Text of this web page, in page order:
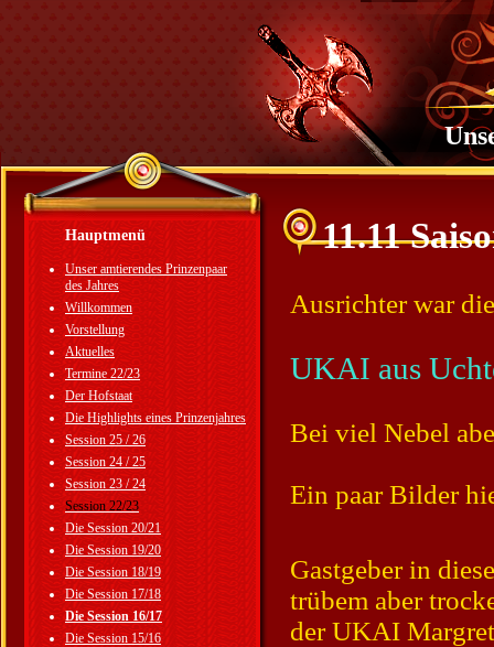
Hauptmenü
Unser amtierendes Prinzenpaar
des Jahres
Willkommen
Vorstellung
Aktuelles
Termine 22/23
Der Hofstaat
Die Highlights eines Prinzenjahres
Session 25 / 26
Session 24 / 25
Session 23 / 24
Session 22/23
Die Session 20/21
Die Session 19/20
Die Session 18/19
Die Session 17/18
Die Session 16/17
Die Session 15/16
11.11
Ausrichter war
UKAI aus
Bei viel Nebel
Ein paar Bilder
Gastgeber in
trübem aber
der UKAI